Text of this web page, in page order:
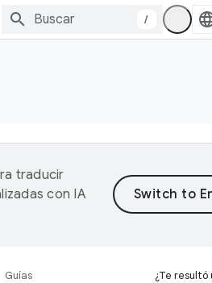
/
traducir
con IA
Guías ¿Te resultó